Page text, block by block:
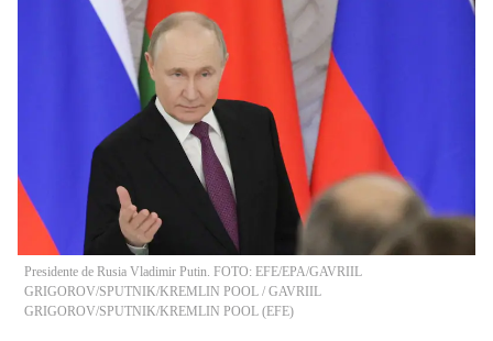
Presidente de Rusia Vladimir Putin. FOTO: EFE/EPA/GAVRIIL
GRIGOROV/SPUTNIK/KREMLIN POOL / GAVRIIL
GRIGOROV/SPUTNIK/KREMLIN POOL (EFE)